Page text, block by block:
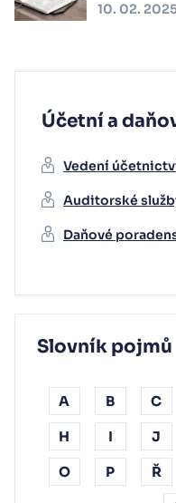
10. 02.
Účetní a
Vedení
Auditorské
Daňové
Slovník pojmů
A B C
H I J
O P Ř